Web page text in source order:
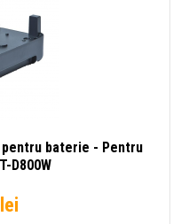
baterie - Pentru
D800W